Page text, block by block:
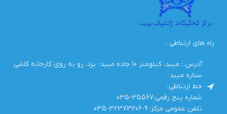
راه های ارتباطی :
آدرس : میبد، کیلومتر 10 جاده میبد- یزد، رو به روی کارخانه کاشی
ستاره میبد
خط ارتباطی:
شماره پنج رقمی:35567-035
تلفن عمومی مرکز: 9-32373206-035